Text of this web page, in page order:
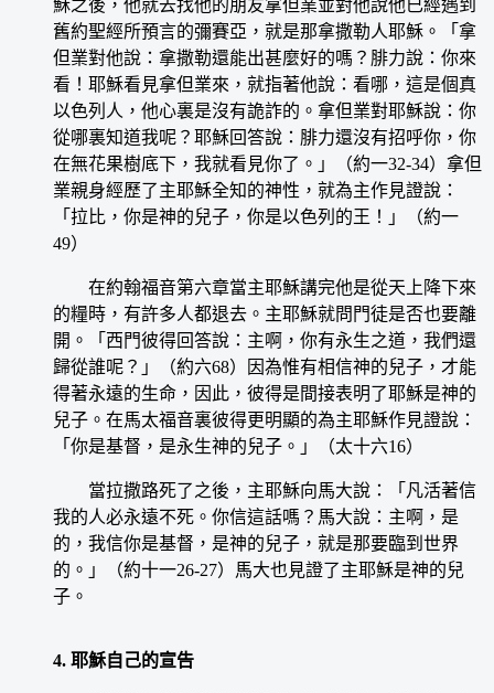
穌之後，他就去找他的朋友拿但業並對他說他已經遇到
舊約聖經所預言的彌賽亞，就是那拿撒勒人耶穌。「拿
但業對他說：拿撒勒還能出甚麼好的嗎？腓力說：你來
看！耶穌看見拿但業來，就指著他說：看哪，這是個真
以色列人，他心裏是沒有詭詐的。拿但業對耶穌說：你
從哪裏知道我呢？耶穌回答說：腓力還沒有招呼你，你
在無花果樹底下，我就看見你了。」（約一32-34）拿但
業親身經歷了主耶穌全知的神性，就為主作見證說：
「拉比，你是神的兒子，你是以色列的王！」（約一
49）
在約翰福音第六章當主耶穌講完他是從天上降下來
的糧時，有許多人都退去。主耶穌就問門徒是否也要離
開。「西門彼得回答說：主啊，你有永生之道，我們還
歸從誰呢？」（約六68）因為惟有相信神的兒子，才能
得著永遠的生命，因此，彼得是間接表明了耶穌是神的
兒子。在馬太福音裏彼得更明顯的為主耶穌作見證說：
「你是基督，是永生神的兒子。」（太十六16）
當拉撒路死了之後，主耶穌向馬大說：「凡活著信
我的人必永遠不死。你信這話嗎？馬大說：主啊，是
的，我信你是基督，是神的兒子，就是那要臨到世界
的。」（約十一26-27）馬大也見證了主耶穌是神的兒
子。
4. 耶穌自己的宣告